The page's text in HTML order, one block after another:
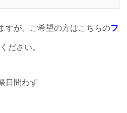
すが、ご希望の方はこちらのフ
ださい。
日問わず